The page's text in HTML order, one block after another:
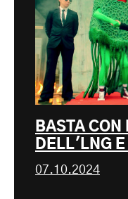
BASTA
DELL'LNG
07.10.2024